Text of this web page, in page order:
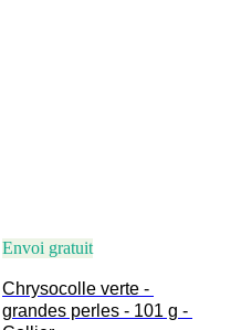
Envoi gratuit
Chrysocolle verte -
grandes perles - 101 g -